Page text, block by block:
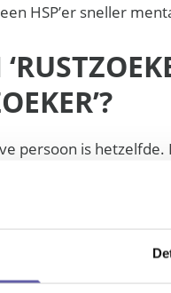
HSP’er sneller
persoon is
in een rustige,
verwerken.